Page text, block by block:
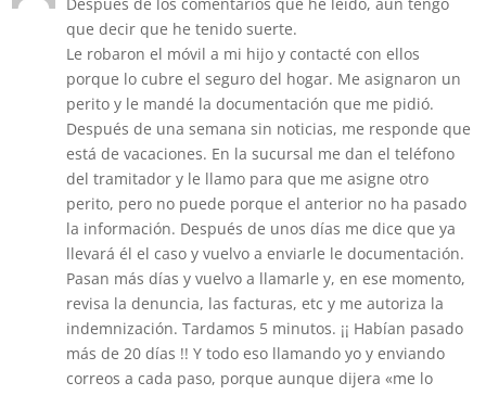
que decir que he tenido suerte.
Le robaron el móvil a mi hijo y contacté con ellos
porque lo cubre el seguro del hogar. Me asignaron un
perito y le mandé la documentación que me pidió.
Después de una semana sin noticias, me responde que
está de vacaciones. En la sucursal me dan el teléfono
del tramitador y le llamo para que me asigne otro
perito, pero no puede porque el anterior no ha pasado
la información. Después de unos días me dice que ya
llevará él el caso y vuelvo a enviarle le documentación.
Pasan más días y vuelvo a llamarle y, en ese momento,
revisa la denuncia, las facturas, etc y me autoriza la
indemnización. Tardamos 5 minutos. ¡¡ Habían pasado
más de 20 días !! Y todo eso llamando yo y enviando
correos a cada paso, porque aunque dijera «me lo